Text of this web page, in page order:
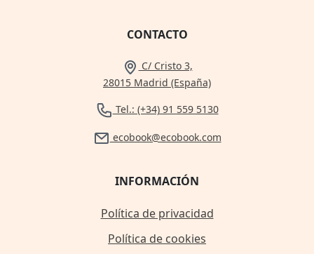
CONTACTO
C/ Cristo 3,
28015 Madrid (España)
Tel.: (+34) 91 559 5130
ecobook@ecobook.com
INFORMACIÓN
Política de privacidad
Política de cookies